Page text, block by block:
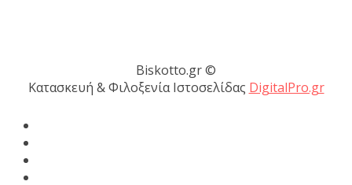
Biskotto.gr ©
Κατασκευή & Φιλοξενία Ιστοσελίδας DigitalPro.gr